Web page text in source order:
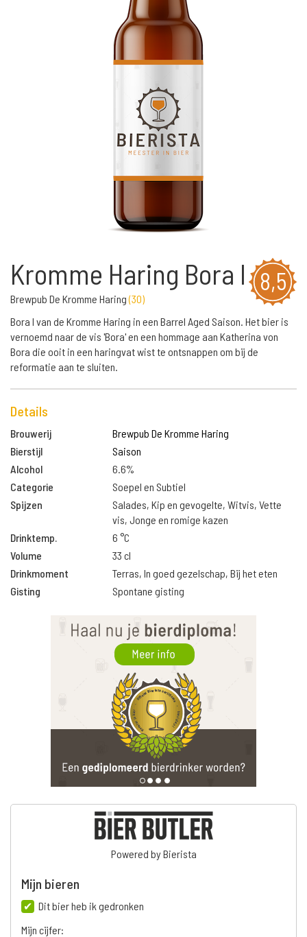
8,5
Kromme Haring Bora I
Brewpub De Kromme Haring(30)
Bora I van de Kromme Haring in een Barrel Aged Saison. Het bier is
vernoemd naar de vis 'Bora' en een hommage aan Katherina von
Bora die ooit in een haringvat wist te ontsnappen om bij de
reformatie aan te sluiten.
Details
Brouwerij
Brewpub De Kromme Haring
Bierstijl
Saison
Alcohol
6.6%
Categorie
Soepel en Subtiel
Spijzen
Salades, Kip en gevogelte, Witvis, Vette
vis, Jonge en romige kazen
Drinktemp.
6 °C
Volume
33 cl
Drinkmoment
Terras, In goed gezelschap, Bij het eten
Gisting
Spontane gisting
Powered by Bierista
Mijn bieren
Dit bier heb ik gedronken
Mijn cijfer: